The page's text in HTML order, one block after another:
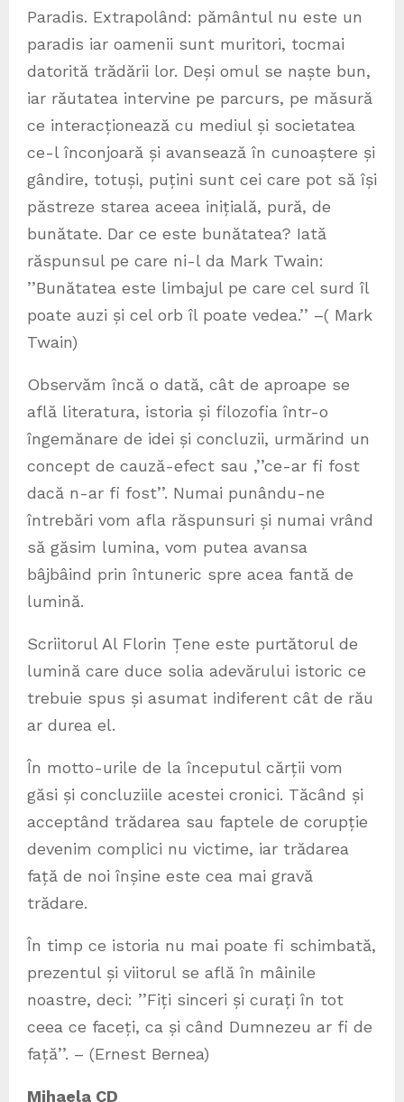
Paradis. Extrapolând: pământul nu este un
paradis iar oamenii sunt muritori, tocmai
datorită trădării lor. Deși omul se naște bun,
iar răutatea intervine pe parcurs, pe măsură
ce interacționează cu mediul și societatea
ce-l înconjoară și avansează în cunoaștere și
gândire, totuși, puțini sunt cei care pot să își
păstreze starea aceea inițială, pură, de
bunătate. Dar ce este bunătatea? Iată
răspunsul pe care ni-l da Mark Twain:
’’Bunătatea este limbajul pe care cel surd îl
poate auzi și cel orb îl poate vedea.’’ –( Mark
Twain)
Observăm încă o dată, cât de aproape se
află literatura, istoria și filozofia într-o
îngemănare de idei și concluzii, urmărind un
concept de cauză-efect sau ‚’’ce-ar fi fost
dacă n-ar fi fost’’. Numai punându-ne
întrebări vom afla răspunsuri și numai vrând
să găsim lumina, vom putea avansa
bâjbâind prin întuneric spre acea fantă de
lumină.
Scriitorul Al Florin Țene este purtătorul de
lumină care duce solia adevărului istoric ce
trebuie spus și asumat indiferent cât de rău
ar durea el.
În motto-urile de la începutul cărții vom
găsi și concluziile acestei cronici. Tăcând și
acceptând trădarea sau faptele de corupție
devenim complici nu victime, iar trădarea
față de noi înșine este cea mai gravă
trădare.
În timp ce istoria nu mai poate fi schimbată,
prezentul și viitorul se află în mâinile
noastre, deci: ’’Fiți sinceri și curați în tot
ceea ce faceți, ca și când Dumnezeu ar fi de
față’’. – (Ernest Bernea)
Mihaela CD